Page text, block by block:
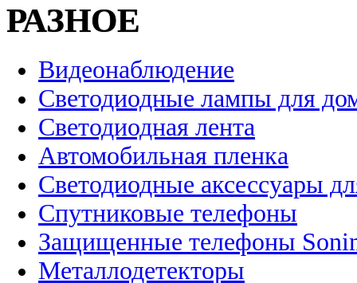
РАЗНОЕ
Видеонаблюдение
Светодиодные лампы для
Светодиодная лента
Автомобильная пленка
Светодиодные аксессуары
Спутниковые телефоны
Защищенные телефоны
Металлодетекторы